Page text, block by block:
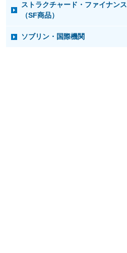
ストラクチャード・ファイナンス
（SF商品）
ソブリン・国際機関